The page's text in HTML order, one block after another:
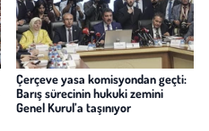
Çerçeve yasa komisyondan geçti:
Barış sürecinin hukuki zemini
Genel Kurul’a taşınıyor